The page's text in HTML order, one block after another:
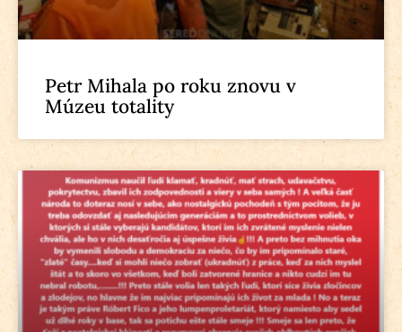
Petr Mihala po roku znovu v
Múzeu totality